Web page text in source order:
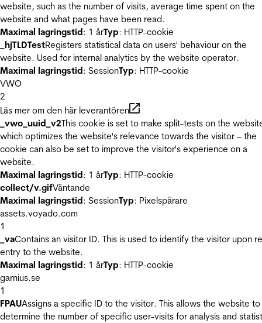
website, such as the number of visits, average time spent on the
website and what pages have been read.
Maximal lagringstid: 1 årTyp: HTTP-cookie
_hjTLDTestRegisters statistical data on users' behaviour on the
website. Used for internal analytics by the website operator.
Maximal lagringstid: SessionTyp: HTTP-cookie
VWO
2
Läs mer om den här leverantören
_vwo_uuid_v2This cookie is set to make split-tests on the
which optimizes the website's relevance towards the visitor – the
cookie can also be set to improve the visitor's experience on a
website.
Maximal lagringstid: 1 årTyp: HTTP-cookie
collect/v.gifVäntande
Maximal lagringstid: SessionTyp: Pixelspårare
assets.voyado.com
1
_vaContains an visitor ID. This is used to identify the visitor upon
entry to the website.
Maximal lagringstid: 1 årTyp: HTTP-cookie
garnius.se
1
FPAUAssigns a specific ID to the visitor. This allows the website to
determine the number of specific user-visits for analysis and